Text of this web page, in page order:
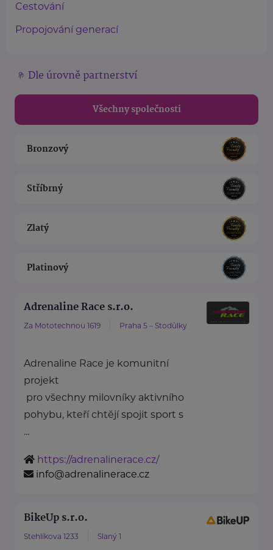
Cestování
Propojování generací
Dle úrovně partnerství
Všechny společnosti
Bronzový
Stříbrný
Zlatý
Platinový
Adrenaline Race s.r.o.
Za Mototechnou 1619 Praha 5 – Stodůlky
Adrenaline Race je komunitní
projekt
pro všechny milovníky aktivního
pohybu, kteří chtějí spojit sport s
...
https://adrenalinerace.cz/
info@adrenalinerace.cz
BikeUp s.r.o.
Stehlíkova 1233 Slaný 1